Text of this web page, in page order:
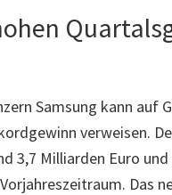
Samsung kann auf
verweisen.
3,7 Milliarden Euro
Das